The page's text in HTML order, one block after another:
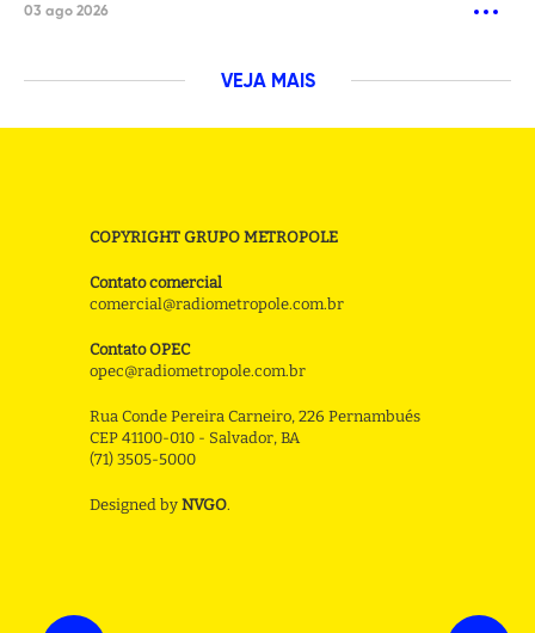
03 ago 2026
VEJA MAIS
COPYRIGHT GRUPO METROPOLE
Contato comercial
comercial@radiometropole.com.br
Contato OPEC
opec@radiometropole.com.br
Rua Conde Pereira Carneiro, 226 Pernambués
CEP 41100-010 - Salvador, BA
(71) 3505-5000
Designed by NVGO.